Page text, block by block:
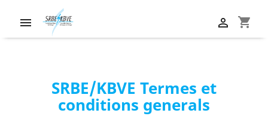
 shopping_cart

SRBE/KBVE Termes et
conditions generals